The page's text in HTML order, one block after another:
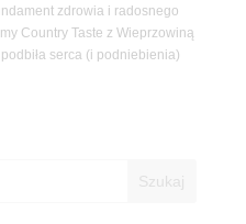
zdrowia i radosnego
Country Taste z Wieprzowiną
serca (i podniebienia)